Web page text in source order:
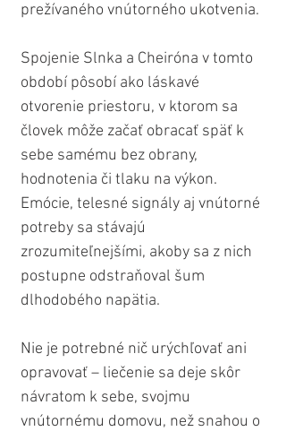
prežívaného vnútorného ukotvenia.
Spojenie Slnka a Cheiróna v tomto
období pôsobí ako láskavé
otvorenie priestoru, v ktorom sa
človek môže začať obracať späť k
sebe samému bez obrany,
hodnotenia či tlaku na výkon.
Emócie, telesné signály aj vnútorné
potreby sa stávajú
zrozumiteľnejšími, akoby sa z nich
postupne odstraňoval šum
dlhodobého napätia.
Nie je potrebné nič urýchľovať ani
opravovať – liečenie sa deje skôr
návratom k sebe, svojmu
vnútornému domovu, než snahou o